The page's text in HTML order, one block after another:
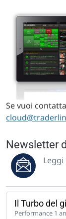
Se vuoi
Newsletter
Il Turbo del
Performance 1